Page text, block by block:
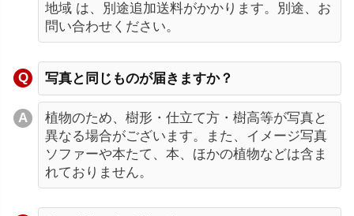
地域 は、別途追加送料がかかります。別途、お
問い合わせください。
写真と同じものが届きますか？
植物のため、樹形・仕立て方・樹高等が写真と
異なる場合がございます。また、イメージ写真
ソファーや本たて、本、ほかの植物などは含ま
れておりません。